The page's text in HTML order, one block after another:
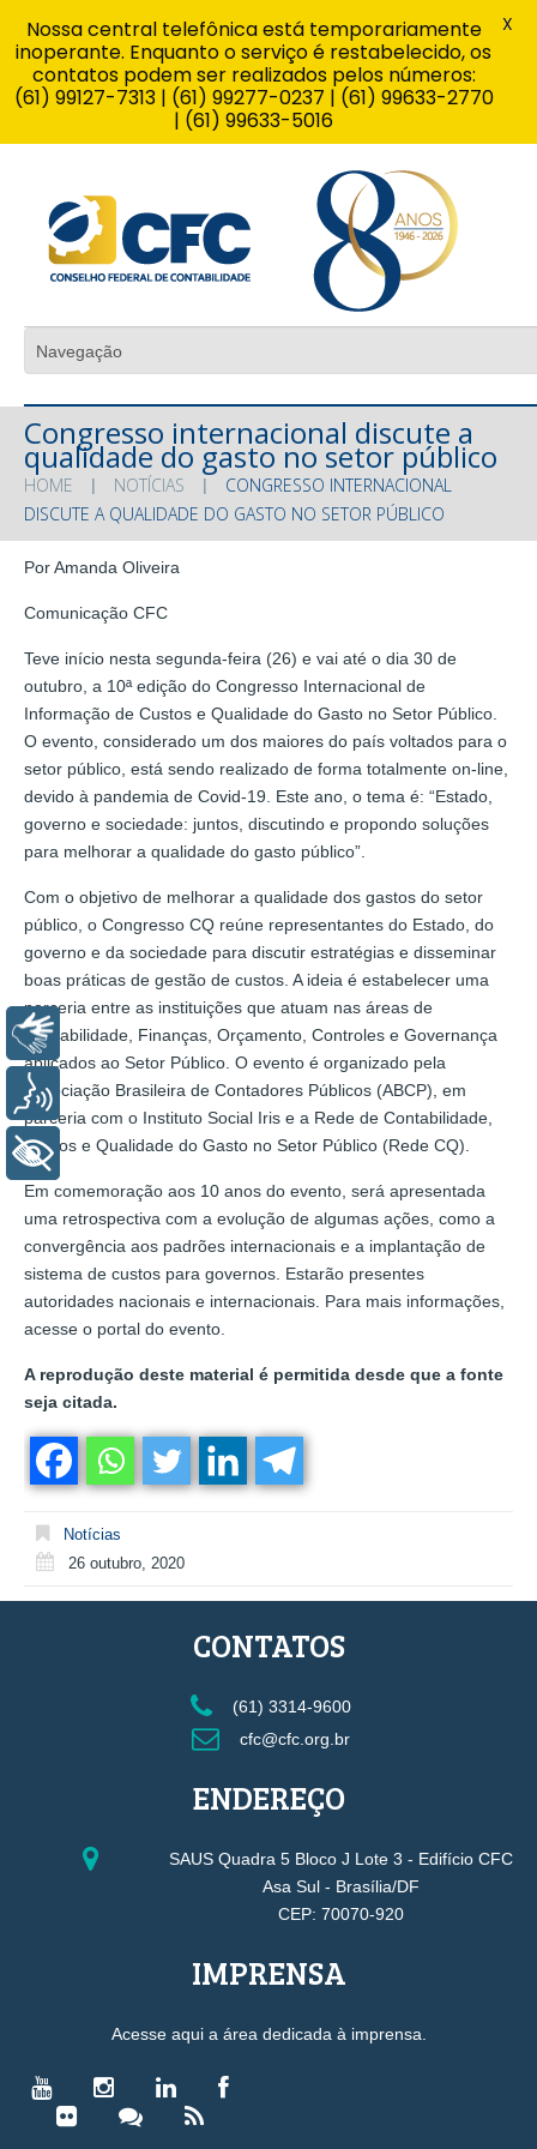
Congresso internacional discute a
qualidade do gasto no setor público
HOME NOTÍCIAS
CONGRESSO INTERNACIONAL
DISCUTE A QUALIDADE DO GASTO NO SETOR PÚBLICO
Por Amanda Oliveira
Comunicação CFC
Teve início nesta segunda-feira (26) e vai até o dia 30 de
outubro, a 10ª edição do Congresso Internacional de
Informação de Custos e Qualidade do Gasto no Setor Público.
O evento, considerado um dos maiores do país voltados para o
setor público, está sendo realizado de forma totalmente on-line,
devido à pandemia de Covid-19. Este ano, o tema é: “Estado,
governo e sociedade: juntos, discutindo e propondo soluções
para melhorar a qualidade do gasto público”.
Com o objetivo de melhorar a qualidade dos gastos do setor
público, o Congresso CQ reúne representantes do Estado, do
governo e da sociedade para discutir estratégias e disseminar
boas práticas de gestão de custos. A ideia é estabelecer uma
parceria entre as instituições que atuam nas áreas de
Contabilidade, Finanças, Orçamento, Controles e Governança
aplicados ao Setor Público. O evento é organizado pela
Associação Brasileira de Contadores Públicos (ABCP), em
parceria com o Instituto Social Iris e a Rede de Contabilidade,
Custos e Qualidade do Gasto no Setor Público (Rede CQ).
Em comemoração aos 10 anos do evento, será apresentada
uma retrospectiva com a evolução de algumas ações, como a
convergência aos padrões internacionais e a implantação de
sistema de custos para governos. Estarão presentes
autoridades nacionais e internacionais. Para mais informações,
acesse o portal do evento.
A reprodução deste material é permitida desde que a fonte
seja citada.
Notícias
26 outubro, 2020
CONTATOS
(61) 3314-9600
cfc@cfc.org.br
ENDEREÇO
SAUS Quadra 5 Bloco J Lote 3 - Edifício CFC
Asa Sul - Brasília/DF
CEP: 70070-920
IMPRENSA
Acesse aqui a área dedicada à imprensa.
Nossa central telefônica está temporariamente
inoperante. Enquanto o serviço é restabelecido, os
contatos podem ser realizados pelos números:
(61) 99127-7313 | (61) 99277-0237 | (61) 99633-2770
| (61) 99633-5016
X
Libras
Voz
+ Acessibilidade